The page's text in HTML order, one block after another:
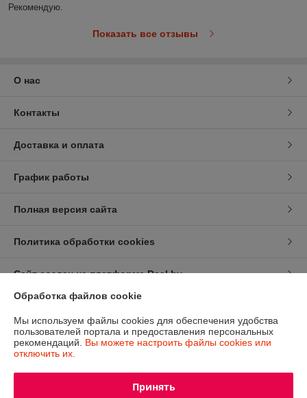
Рекомендую.
Показать все отзывы
О нас
Контакты
Доставка и оплата
График работы
Полная версия сайта
Политика обработки cookies
Сайт создан на платформе Deal.by
Информация для покупателя
Юридическое лицо:ООО ''ПилСнаб''
2200004, г.Минск, ул. Амураторская, 4 оф. 319
Регистрационный номер ЕГР: 191755836
Обработка файлов cookie
Мы используем файлы cookies для обеспечения удобства
пользователей портала и предоставления персональных
рекомендаций. Вы можете настроить файлы cookies или
отключить их.
Принять